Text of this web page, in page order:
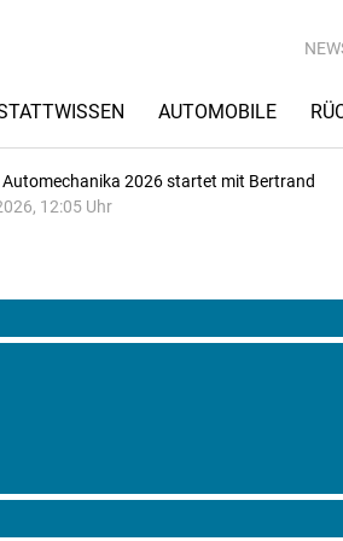
AUTOMOBILE
Automechanika 2026 startet mit Bertrand
12:05 Uhr